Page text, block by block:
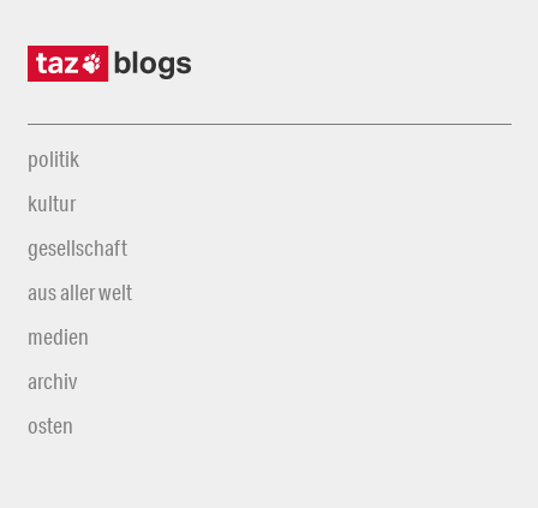
politik
kultur
gesellschaft
aus aller welt
medien
archiv
osten